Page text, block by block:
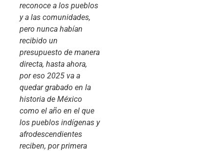
reconoce a los pueblos
y a las comunidades,
pero nunca habían
recibido un
presupuesto de manera
directa, hasta ahora,
por eso 2025 va a
quedar grabado en la
historia de México
como el año en el que
los pueblos indígenas y
afrodescendientes
reciben, por primera